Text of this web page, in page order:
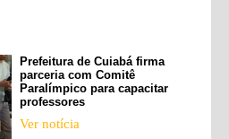
Prefeitura de Cuiabá firma
parceria com Comitê
Paralímpico para capacitar
professores
Ver notícia